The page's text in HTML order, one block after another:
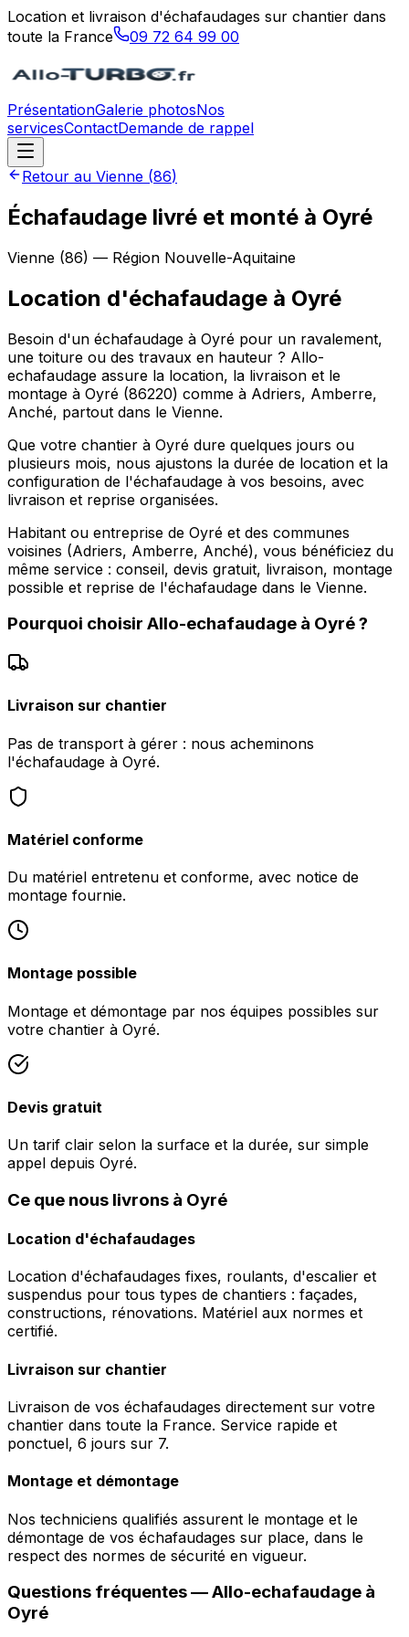
Location et livraison d'échafaudages sur chantier dans
toute la France
09 72 64 99 00
PrésentationGalerie photosNos
servicesContactDemande de rappel
Retour au Vienne (86)
Échafaudage livré et monté à Oyré
Vienne (86) — Région Nouvelle-Aquitaine
Location d'échafaudage à Oyré
Besoin d'un échafaudage à Oyré pour un ravalement,
une toiture ou des travaux en hauteur ? Allo-
echafaudage assure la location, la livraison et le
montage à Oyré (86220) comme à Adriers, Amberre,
Anché, partout dans le Vienne.
Que votre chantier à Oyré dure quelques jours ou
plusieurs mois, nous ajustons la durée de location et la
configuration de l'échafaudage à vos besoins, avec
livraison et reprise organisées.
Habitant ou entreprise de Oyré et des communes
voisines (Adriers, Amberre, Anché), vous bénéficiez du
même service : conseil, devis gratuit, livraison, montage
possible et reprise de l'échafaudage dans le Vienne.
Pourquoi choisir Allo-echafaudage à Oyré?
Livraison sur chantier
Pas de transport à gérer : nous acheminons
l'échafaudage à Oyré.
Matériel conforme
Du matériel entretenu et conforme, avec notice de
montage fournie.
Montage possible
Montage et démontage par nos équipes possibles sur
votre chantier à Oyré.
Devis gratuit
Un tarif clair selon la surface et la durée, sur simple
appel depuis Oyré.
Ce que nous livrons à Oyré
Location d'échafaudages
Location d'échafaudages fixes, roulants, d'escalier et
suspendus pour tous types de chantiers : façades,
constructions, rénovations. Matériel aux normes et
certifié.
Livraison sur chantier
Livraison de vos échafaudages directement sur votre
chantier dans toute la France. Service rapide et
ponctuel, 6 jours sur 7.
Montage et démontage
Nos techniciens qualifiés assurent le montage et le
démontage de vos échafaudages sur place, dans le
respect des normes de sécurité en vigueur.
Questions fréquentes —Allo-echafaudage à
Oyré